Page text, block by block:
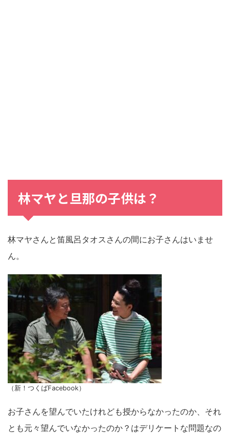
林マヤと旦那の子供は？
林マヤさんと笛風呂タオスさんの間にお子さんはいませ
ん。
（新！つくばFacebook）
お子さんを望んでいたけれども授からなかったのか、それ
とも元々望んでいなかったのか？はデリケートな問題なの